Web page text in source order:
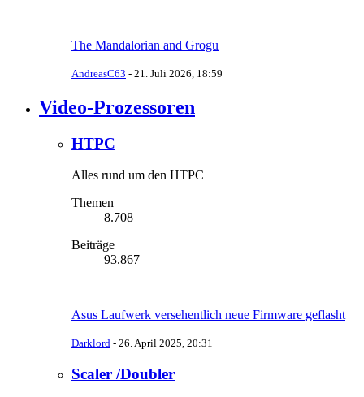
The Mandalorian and Grogu
AndreasC63 - 21. Juli 2026, 18:59
Video-Prozessoren
HTPC
Alles rund um den HTPC
Themen
8.708
Beiträge
93.867
Asus Laufwerk versehentlich neue Firmware geflasht
Darklord - 26. April 2025, 20:31
Scaler /Doubler